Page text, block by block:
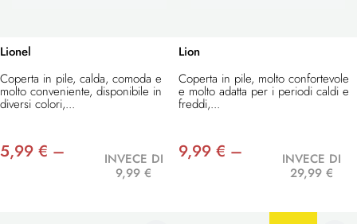
Lionel
Coperta in pile, calda, comoda e
molto conveniente, disponibile in
diversi colori,...
5,99 € –
INVECE DI
9,99 €
Lion
Coperta in pile, molto confortevole
e molto adatta per i periodi caldi e
freddi,...
9,99 € –
INVECE DI
29,99 €